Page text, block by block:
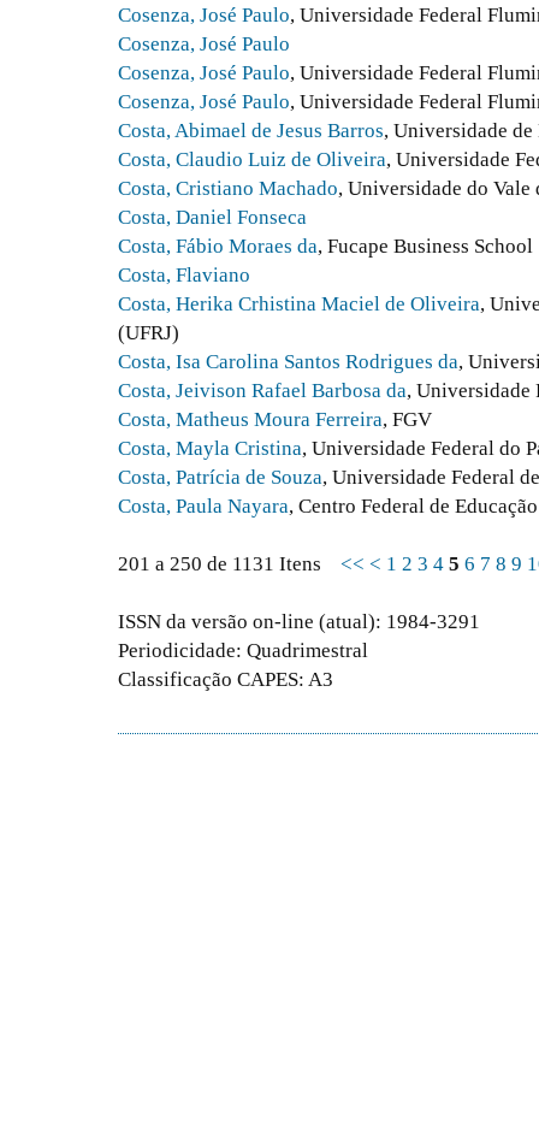
Cosenza, José Paulo, Universidade Federal
Cosenza, José Paulo
Cosenza, José Paulo, Universidade Federal
Cosenza, José Paulo, Universidade Federal
Costa, Abimael de Jesus Barros, Universidade
Costa, Claudio Luiz de Oliveira, Universidade
Costa, Cristiano Machado, Universidade do Vale
Costa, Daniel Fonseca
Costa, Fábio Moraes da, Fucape Business School
Costa, Flaviano
Costa, Herika Crhistina Maciel de Oliveira,
(UFRJ)
Costa, Isa Carolina Santos Rodrigues da,
Costa, Jeivison Rafael Barbosa da, Universidade
Costa, Matheus Moura Ferreira, FGV
Costa, Mayla Cristina, Universidade Federal do
Costa, Patrícia de Souza, Universidade Federal
Costa, Paula Nayara, Centro Federal de
201 a 250 de 1131 Itens << < 1 2 3 4 5 6 7 8 9
ISSN da versão on-line (atual): 1984-3291
Periodicidade: Quadrimestral
Classificação CAPES: A3